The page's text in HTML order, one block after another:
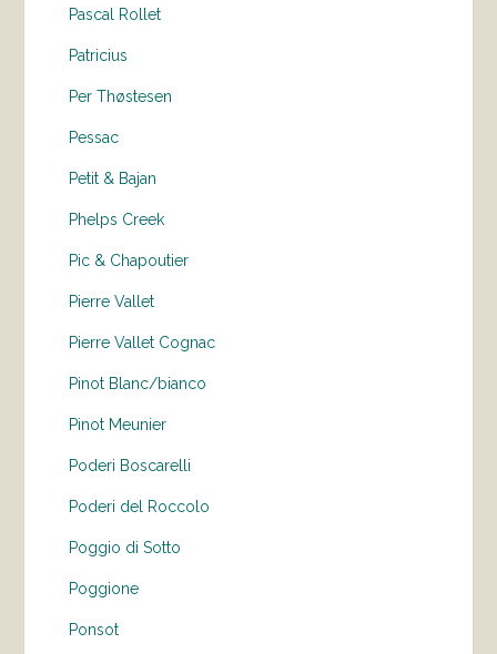
Pascal Rollet
Patricius
Per Thøstesen
Pessac
Petit & Bajan
Phelps Creek
Pic & Chapoutier
Pierre Vallet
Pierre Vallet Cognac
Pinot Blanc/bianco
Pinot Meunier
Poderi Boscarelli
Poderi del Roccolo
Poggio di Sotto
Poggione
Ponsot